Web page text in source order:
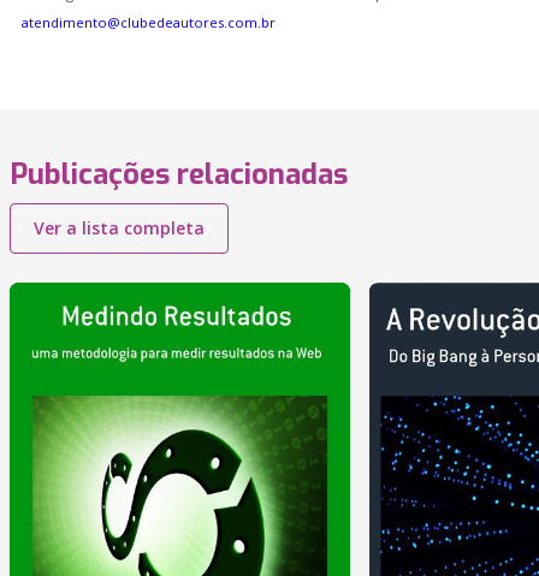
atendimento@clubedeautores.com.br
Publicações relacionadas
Ver a lista completa